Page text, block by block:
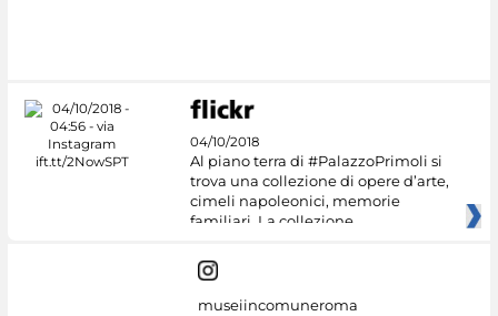
04/10/2018
Al piano terra di #PalazzoPrimoli si
trova una collezione di opere d’arte,
cimeli napoleonici, memorie
familiari. La collezione
museiincomuneroma